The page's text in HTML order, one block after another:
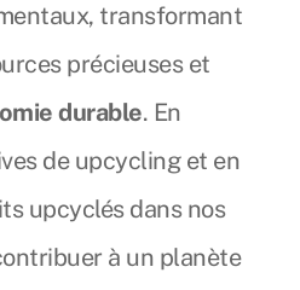
transformant
précieuses et
durable. En
de upcycling et en
upcyclés dans nos
à un planète